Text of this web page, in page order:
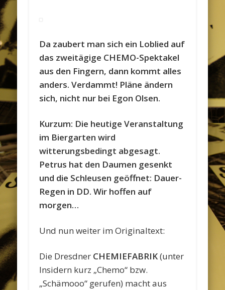
Da zaubert man sich ein Loblied auf
das zweitägige CHEMO-Spektakel
aus den Fingern, dann kommt alles
anders. Verdammt! Pläne ändern
sich, nicht nur bei Egon Olsen.
Kurzum: Die heutige Veranstaltung
im Biergarten wird
witterungsbedingt abgesagt.
Petrus hat den Daumen gesenkt
und die Schleusen geöffnet: Dauer-
Regen in DD. Wir hoffen auf
morgen…
Und nun weiter im Originaltext:
Die Dresdner CHEMIEFABRIK(unter
Insidern kurz „Chemo“ bzw.
„Schämooo“ gerufen) macht aus